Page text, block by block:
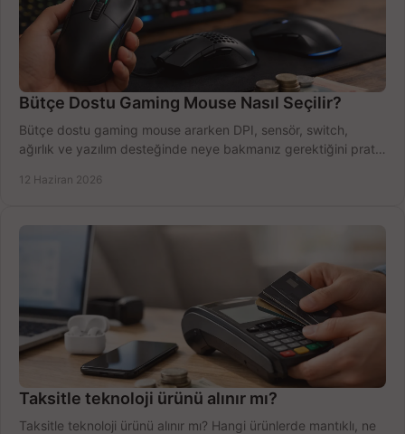
Bütçe Dostu Gaming Mouse Nasıl Seçilir?
Bütçe dostu gaming mouse ararken DPI, sensör, switch,
ağırlık ve yazılım desteğinde neye bakmanız gerektiğini pratik
12 Haziran 2026
Taksitle teknoloji ürünü alınır mı?
Taksitle teknoloji ürünü alınır mı? Hangi ürünlerde mantıklı, ne